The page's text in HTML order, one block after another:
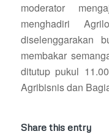
moderator
menghadiri
diselenggarakan
membakar
ditutup pukul
Agribisnis dan
Share this entry